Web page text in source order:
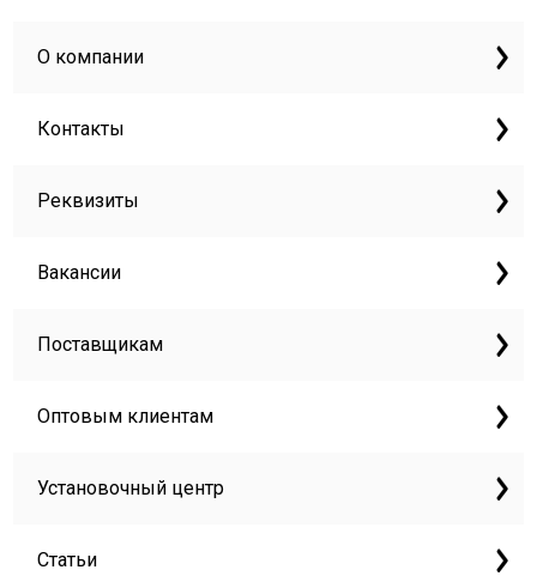
О компании
Контакты
Реквизиты
Вакансии
Поставщикам
Оптовым клиентам
Установочный центр
Статьи